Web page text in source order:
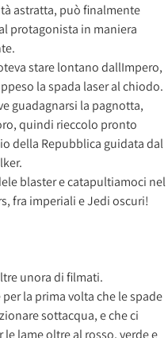
astratta, può finalmente
protagonista in maniera
stare lontano dallImpero,
la spada laser al chiodo.
guadagnarsi la pagnotta,
quindi rieccolo pronto
della Repubblica guidata dal
blaster e catapultiamoci nel
fra imperiali e Jedi oscuri!
unora di filmati.
la prima volta che le spade
sottacqua, e che ci
lame oltre al rosso, verde e